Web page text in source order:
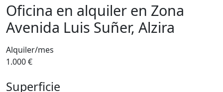
Oficina en alquiler en Zona
Avenida Luis Suñer, Alzira
Alquiler/mes
1.000 €
Superficie